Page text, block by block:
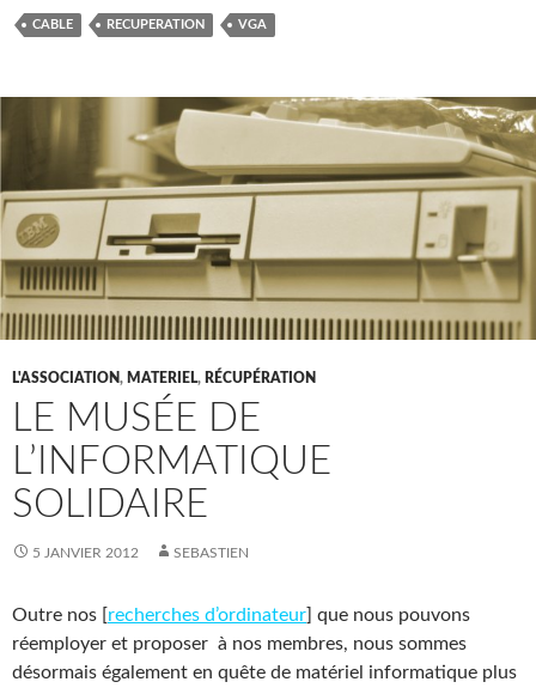
CABLE RECUPERATION VGA
L'ASSOCIATION, MATERIEL, RÉCUPÉRATION
LE MUSÉE DE
L’INFORMATIQUE
SOLIDAIRE
5 JANVIER 2012 SEBASTIEN
Outre nos [recherches d’ordinateur] que nous pouvons
réemployer et proposer à nos membres, nous sommes
désormais également en quête de matériel informatique plus